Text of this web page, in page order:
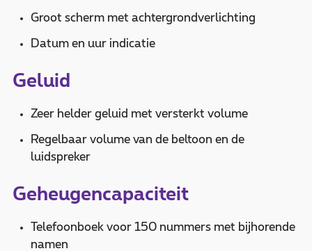
Groot scherm met achtergrondverlichting
Datum en uur indicatie
Geluid
Zeer helder geluid met versterkt volume
Regelbaar volume van de beltoon en de
luidspreker
Geheugencapaciteit
Telefoonboek voor 150 nummers met bijhorende
namen